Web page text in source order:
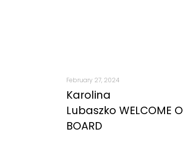
February 27, 2024
Karolina
Lubaszko WELCOME
BOARD